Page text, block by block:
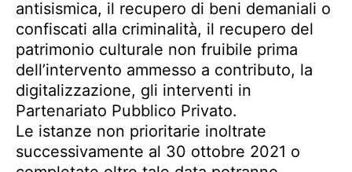
antisismica, il recupero di beni demaniali o
confiscati alla criminalità, il recupero del
patrimonio culturale non fruibile prima
dell’intervento ammesso a contributo, la
digitalizzazione, gli interventi in
Partenariato Pubblico Privato.
Le istanze non prioritarie inoltrate
successivamente al 30 ottobre 2021 o